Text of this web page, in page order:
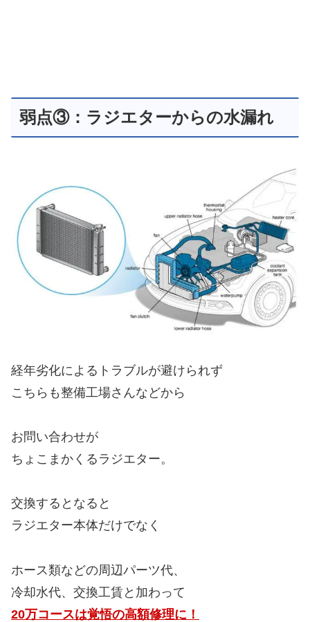
弱点③：ラジエターからの水漏れ
経年劣化によるトラブルが避けられず
こちらも整備工場さんなどから
お問い合わせが
ちょこまかくるラジエター。
交換するとなると
ラジエター本体だけでなく
ホース類などの周辺パーツ代、
冷却水代、交換工賃と加わって
20万コースは覚悟の高額修理に！